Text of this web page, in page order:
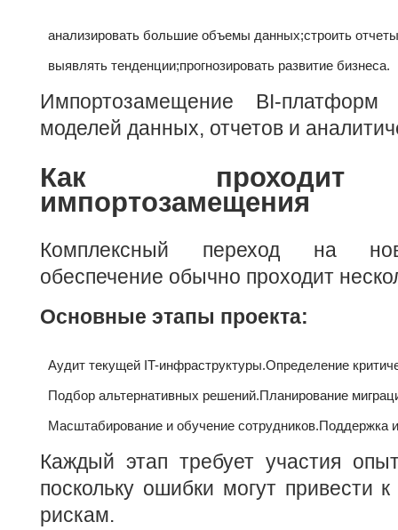
анализировать большие объемы данных;строить
выявлять тенденции;прогнозировать развитие бизнеса.
Импортозамещение BI-платформ
моделей данных, отчетов и
Как проходит
импортозамещения
Комплексный переход на
обеспечение обычно проходит
Основные этапы проекта:
Аудит текущей IT-инфраструктуры.Определение
Подбор альтернативных решений.Планирование
Масштабирование и обучение сотрудников.Поддержка
Каждый этап требует участия
поскольку ошибки могут привести
рискам.